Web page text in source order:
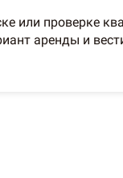
или проверке
аренды и